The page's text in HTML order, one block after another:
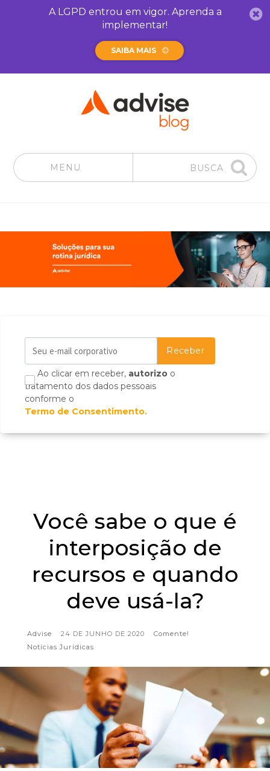
A LGPD entrou em vigor. Aprenda a
implementar!
SAIBA MAIS
MENU BUSCA
Ao clicar em receber, autorizo o
tratamento dos dados pessoais
conforme o
Termo de Consentimento.
Você sabe o que é
interposição de
recursos e quando
deve usá-la?
Advise 24 DE JUNHO DE 2020
Comente!
Notícias Jurídicas